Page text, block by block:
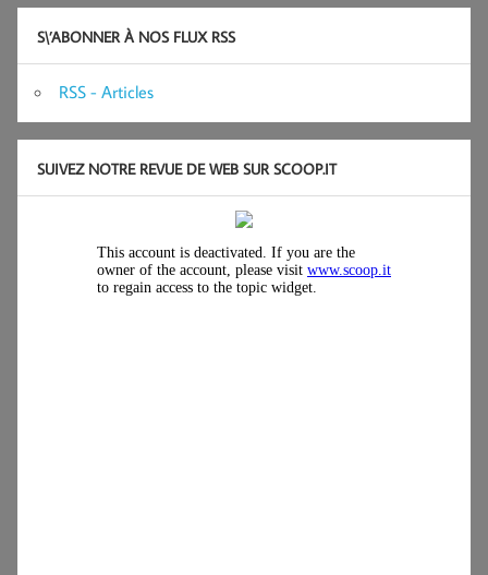
S\’ABONNER À NOS FLUX RSS
RSS - Articles
SUIVEZ NOTRE REVUE DE WEB SUR SCOOP.IT